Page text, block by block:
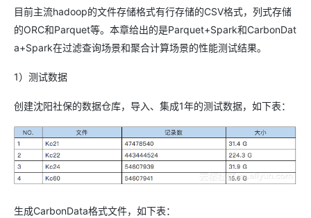
目前主流hadoop的文件存储格式有行存储的CSV格式，列式存储
的ORC和Parquet等。本章给出的是Parquet+Spark和CarbonDat
a+Spark在过滤查询场景和聚合计算场景的性能测试结果。
1）测试数据
创建沈阳社保的数据仓库，导入、集成1年的测试数据，如下表：
生成CarbonData格式文件，如下表：